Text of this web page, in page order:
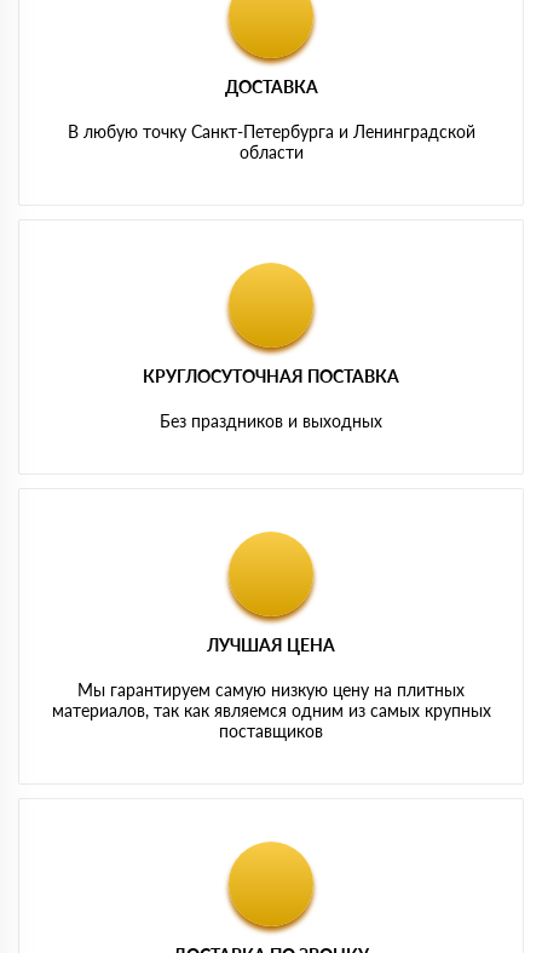
ДОСТАВКА
В любую точку Санкт-Петербурга и Ленинградской
области
КРУГЛОСУТОЧНАЯ ПОСТАВКА
Без праздников и выходных
ЛУЧШАЯ ЦЕНА
Мы гарантируем самую низкую цену на плитных
материалов, так как являемся одним из самых крупных
поставщиков